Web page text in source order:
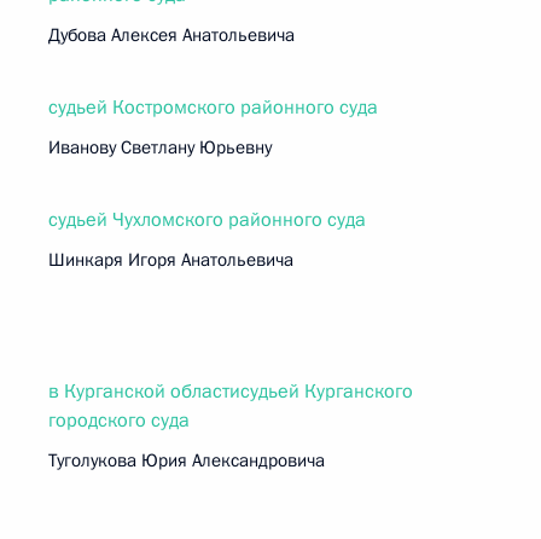
Дубова Алексея Анатольевича
судьей Костромского районного суда
Иванову Светлану Юрьевну
судьей Чухломского районного суда
Шинкаря Игоря Анатольевича
в Курганской областисудьей Курганского
городского суда
Туголукова Юрия Александровича